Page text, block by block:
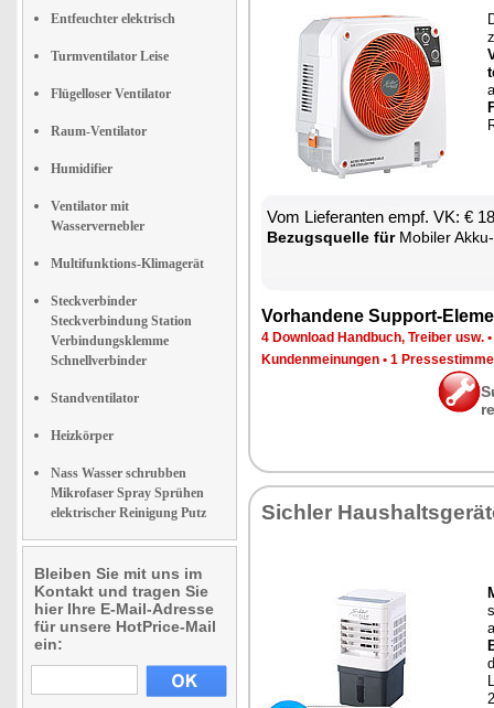
Entfeuchter elektrisch
Turmventilator Leise
Flügelloser Ventilator
Raum-Ventilator
Humidifier
Ventilator mit
Wasservernebler
Multifunktions-Klimagerät
Steckverbinder
Steckverbindung Station
Verbindungsklemme
Schnellverbinder
Standventilator
Heizkörper
Nass Wasser schrubben
Mikrofaser Spray Sprühen
elektrischer Reinigung Putz
Bleiben Sie mit uns im
Kontakt und tragen Sie
hier Ihre E-Mail-Adresse
für unsere HotPrice-Mail
ein:
Vom Lie­fe­ran­ten empf. VK: €
Be­zugs­quel­le fürMo­bi­ler
Vor­han­de­ne Sup­port-
4 Down­load Hand­buch, Trei­ber usw. •
Kun­den­mei­nun­gen • 1
Sich­ler